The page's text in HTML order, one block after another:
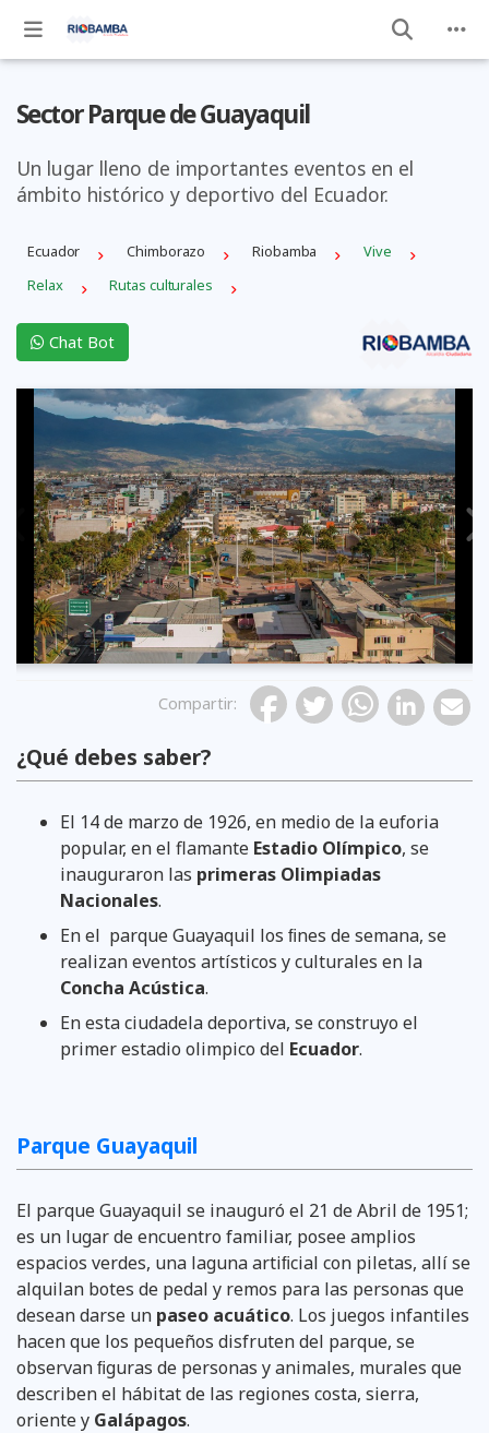
Sector Parque de Guayaquil
Un lugar lleno de importantes eventos en el
ámbito histórico y deportivo del Ecuador.
Ecuador Chimborazo Riobamba
Vive
Relax
Rutas culturales
Chat Bot
Previous
Compartir:
¿Qué debes saber?
El 14 de marzo de 1926, en medio de la euforia
popular, en el flamante Estadio Olímpico, se
inauguraron las primeras Olimpiadas
Nacionales.
En el parque Guayaquil los ﬁnes de semana, se
realizan eventos artísticos y culturales en la
Concha Acústica.
En esta ciudadela deportiva, se construyo el
primer estadio olimpico del Ecuador.
Parque Guayaquil
El parque Guayaquil se inauguró el 21 de Abril de 1951;
es un lugar de encuentro familiar, posee amplios
espacios verdes, una laguna artiﬁcial con piletas, allí se
alquilan botes de pedal y remos para las personas que
desean darse un paseo acuático. Los juegos infantiles
hacen que los pequeños disfruten del parque, se
observan ﬁguras de personas y animales, murales que
describen el hábitat de las regiones costa, sierra,
oriente y Galápagos.